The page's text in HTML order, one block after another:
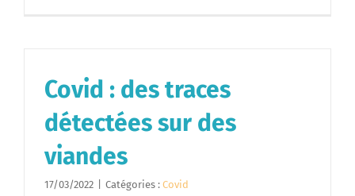
Covid : des traces
détectées sur des
viandes
17/03/2022 Catégories : Covid